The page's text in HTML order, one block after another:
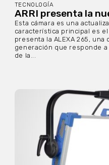
TECNOLOGÍA
ARRI presenta la
Esta cámara es una
característica principal es el
presenta la ALEXA 265, una
generación que responde
de la...